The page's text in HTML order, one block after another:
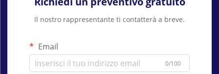
Il nostro rappresentante ti contatterà a breve.
Email
0/100